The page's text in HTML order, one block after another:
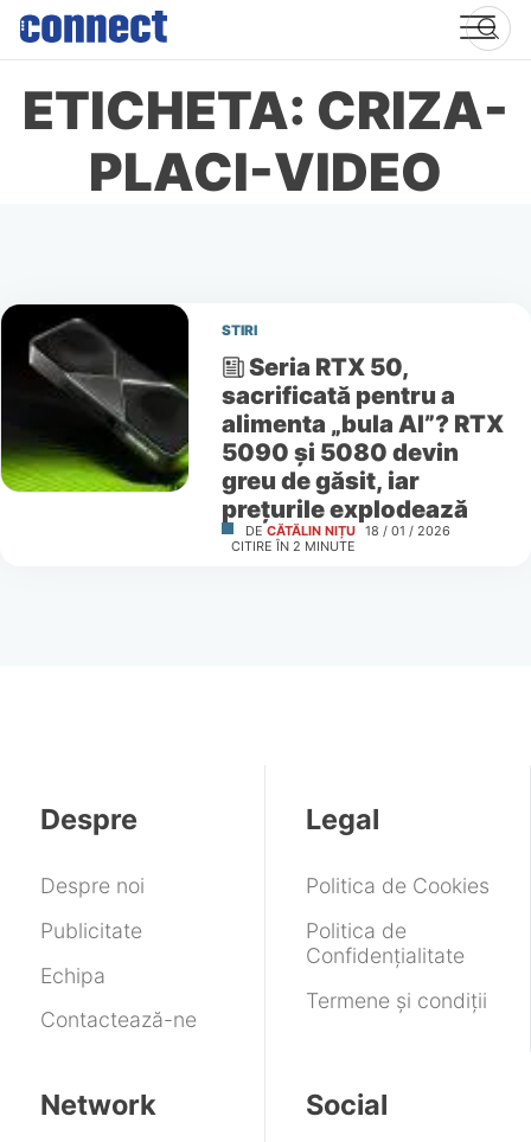
Skip
content
ETICHETA: CRIZA-
PLACI-VIDEO
STIRI
Seria RTX 50,
sacrificată pentru a
alimenta „bula AI”? RTX
5090 și 5080 devin
greu de găsit, iar
prețurile explodează
DE CĂTĂLIN NIȚU 18 / 01 / 2026
CITIRE ÎN 2 MINUTE
Despre
Despre noi
Publicitate
Echipa
Contactează-ne
Legal
Politica de Cookies
Politica de
Confidențialitate
Termene și condiții
Network Social